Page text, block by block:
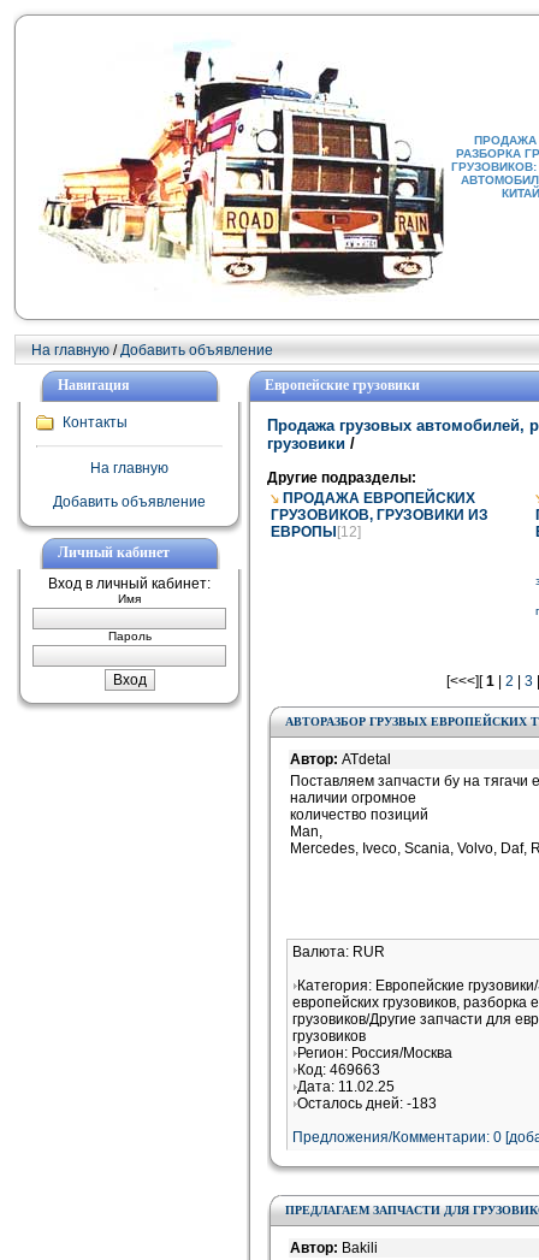
ПРОДАЖА
РАЗБОРКА
На главную /Добавить объявление
Навигация
Контакты
На главную
Добавить объявление
Личный кабинет
Вход в личный кабинет:
Имя
Пароль
Европейские грузовики
Продажа грузовых автомобилей,
грузовики /
Другие подразделы:
ПРОДАЖА ЕВРОПЕЙСКИХ
ГРУЗОВИКОВ, ГРУЗОВИКИ ИЗ
ЕВРОПЫ [12]
[<<<][1| 2 3
АВТОРАЗБОР ГРУЗВЫХ ЕВРОПЕЙСКИХ
Автор: ATdetal
Поставляем запчасти бу на тягачи
наличии огромное
количество позиций
Man,
Mercedes, Iveco, Scania, Volvo, Daf,
Валюта: RUR
Категория: Европейские
европейских грузовиков, разборка
грузовиков/Другие запчасти для
грузовиков
Регион: Россия/Москва
Код: 469663
Дата: 11.02.25
Осталось дней: -183
Предложения/Комментарии: 0
ПРЕДЛАГАЕМ ЗАПЧАСТИ ДЛЯ
Автор: Bakili